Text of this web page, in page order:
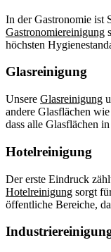
In der Gastronomie ist
Gastronomiereinigung
höchsten
Glasreinigung
Unsere Glasreinigung
andere Glasflächen
dass alle Glasflächen
Hotelreinigung
Der erste Eindruck
Hotelreinigung sorgt
öffentliche Bereiche,